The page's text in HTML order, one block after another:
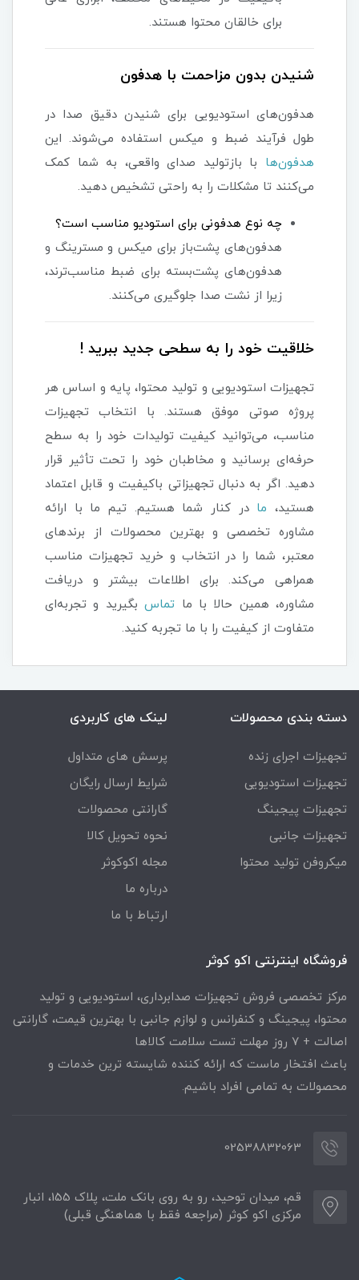
برای خالقان محتوا هستند.
شنیدن بدون مزاحمت با هدفون
هدفون‌های استودیویی برای شنیدن دقیق صدا در
طول فرآیند ضبط و میکس استفاده می‌شوند. این
هدفون‌ها با بازتولید صدای واقعی، به شما کمک
می‌کنند تا مشکلات را به راحتی تشخیص دهید.
چه نوع هدفونی برای استودیو مناسب است؟
هدفون‌های پشت‌باز برای میکس و مسترینگ و
هدفون‌های پشت‌بسته برای ضبط مناسب‌ترند،
زیرا از نشت صدا جلوگیری می‌کنند.
خلاقیت خود را به سطحی جدید ببرید !
تجهیزات استودیویی و تولید محتوا، پایه و اساس هر
پروژه صوتی موفق هستند. با انتخاب تجهیزات
مناسب، می‌توانید کیفیت تولیدات خود را به سطح
حرفه‌ای برسانید و مخاطبان خود را تحت تأثیر قرار
دهید. اگر به دنبال تجهیزاتی باکیفیت و قابل اعتماد
هستید، ما در کنار شما هستیم. تیم ما با ارائه
مشاوره تخصصی و بهترین محصولات از برندهای
معتبر، شما را در انتخاب و خرید تجهیزات مناسب
همراهی می‌کند. برای اطلاعات بیشتر و دریافت
مشاوره، همین حالا با ما تماسبگیرید و تجربه‌ای
متفاوت از کیفیت را با ما تجربه کنید.
دسته بندی محصولات
تجهیزات اجرای زنده
تجهیزات استودیویی
تجهیزات پیجینگ
تجهیزات جانبی
میکروفن تولید محتوا
لینک های کاربردی
پرسش های متداول
شرایط ارسال رایگان
گارانتی محصولات
نحوه تحویل کالا
مجله اکوکوثر
درباره ما
ارتباط با ما
فروشگاه اینترنتی اکو کوثر
مرکز تخصصی فروش تجهیزات صدابرداری، استودیویی و تولید
محتوا، پیجینگ و کنفرانس و لوازم جانبی با بهترین قیمت، گارانتی
اصالت + ۷ روز مهلت تست سلامت کالاها
باعث افتخار ماست که ارائه کننده شایسته ترین خدمات و
محصولات به تمامی افراد باشیم.
02538832063
قم، میدان توحید، رو به روی بانک ملت، پلاک 155، انبار
مرکزی اکو کوثر (مراجعه فقط با هماهنگی قبلی)